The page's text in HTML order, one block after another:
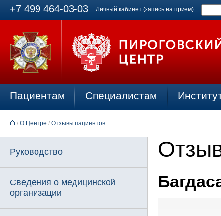
+7 499 464-03-03 Личный кабинет (запись на прием)
Пациентам Специалистам
/ О Центре / Отзывы пациентов
Руководство
Сведения о медицинской
организации